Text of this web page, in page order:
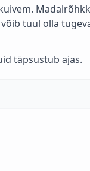
tuul olla
täpsustub ajas.